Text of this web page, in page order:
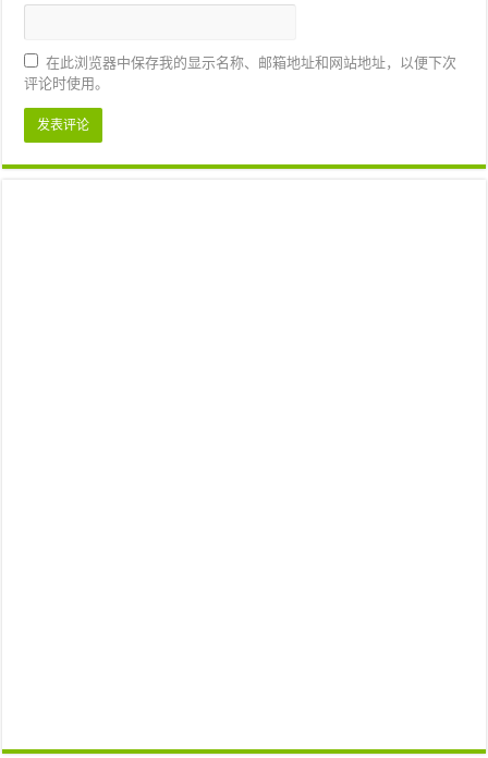
在此浏览器中保存我的显示名称、邮箱地址和网站地址，以便下次
评论时使用。